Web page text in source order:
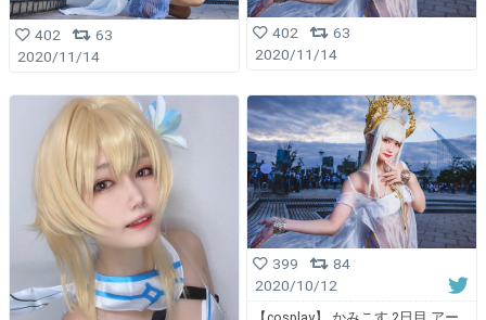
402
63
2020/11/14
402
63
2020/11/14
399
84
2020/10/12